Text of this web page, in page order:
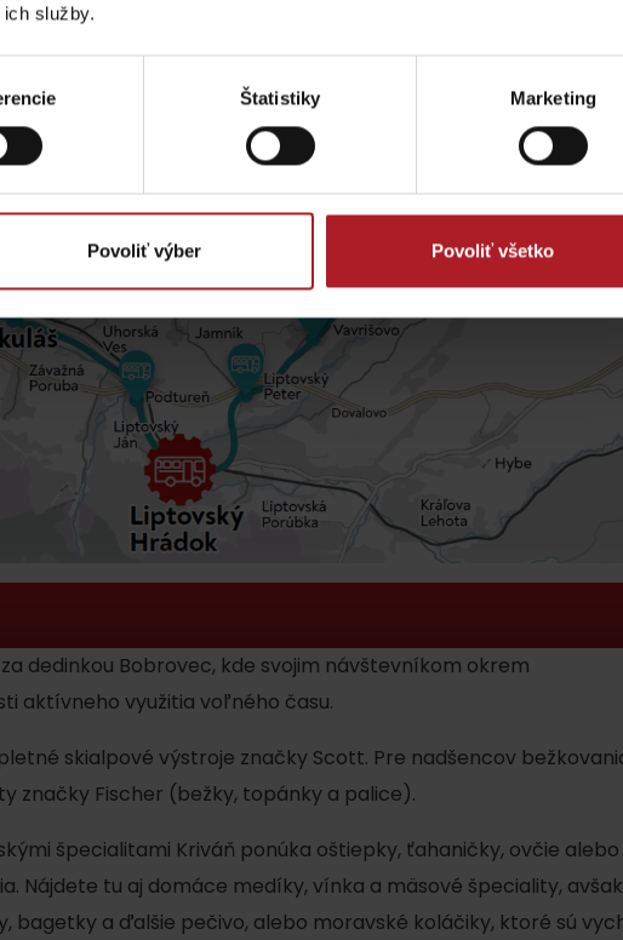
služby.
Štatistiky Marketing
Povoliť výber Povoliť všetko
for this source.
No data found for this source. No data found for this source.
dedinkou Bobrovec, kde svojim návštevníkom okrem
aktívneho využitia voľného času.
skialpové výstroje značky Scott. Pre nadšencov
značky Fischer (bežky, topánky a palice).
špecialitami Kriváň ponúka oštiepky, ťahaničky, ovčie
Nájdete tu aj domáce medíky, vínka a mäsové špeciality,
a ďalšie pečivo, alebo moravské koláčiky, ktoré sú